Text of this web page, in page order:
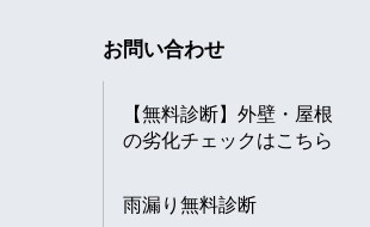
お問い合わせ
【無料診断】外壁・屋根
の劣化チェックはこちら
雨漏り無料診断